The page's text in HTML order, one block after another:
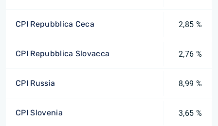
CPI Repubblica Ceca 2,85 %
CPI Repubblica Slovacca 2,76 %
CPI Russia 8,99 %
CPI Slovenia 3,65 %